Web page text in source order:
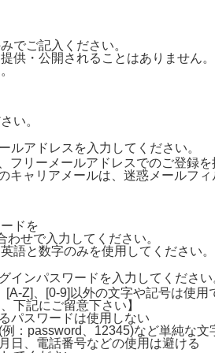
でご記入ください。
供・公開されることはありません。
い。
ルアドレスを入力してください。
リーメールアドレスでのご登録を
キャリアメールは、迷惑メールフ
ドを
せで入力してください。
語と数字のみを使用してください。
インパスワードを入力してください
Z]、[0-9]以外の文字や記号は使用
下記にご留意下さい】
パスワードは使用しない
：password、12345)など単純な文
日、電話番号などの使用は避ける